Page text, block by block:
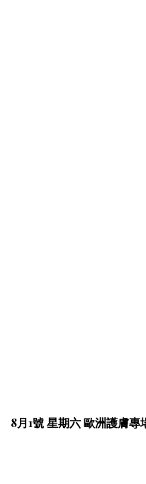
8月1號 星期六 歐洲護膚